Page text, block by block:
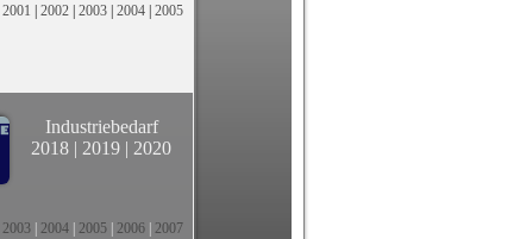
2001 | 2002 | 2003 | 2004 | 2005
Industriebedarf
2018 | 2019 | 2020
2003 2004 2005 2006 2007